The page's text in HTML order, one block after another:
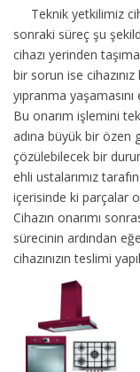
Teknik yetkilimiz
sonraki süreç şu
cihazı yerinden
bir sorun ise
yıpranma yaşamasını
Bu onarım işlemini
adına büyük bir özen
çözülebilecek bir
ehli ustalarımız
içerisinde ki parçalar
Cihazın onarımı
sürecinin ardından
cihazınızın teslimi